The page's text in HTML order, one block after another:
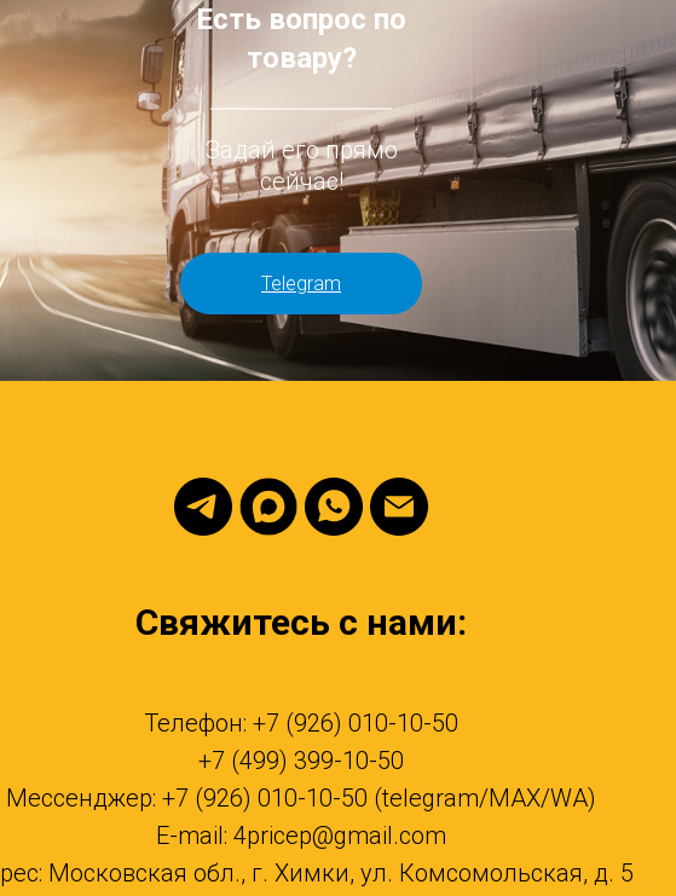
Есть вопрос по
товару?
Задай его прямо
сейчас!
Telegram
Свяжитесь с нами:
Телефон: +7 (926) 010-10-50
+7 (499) 399-10-50
Мессенджер: +7 (926) 010-10-50 (telegram/MAX/WA)
E-mail: 4pricep@gmail.com
Московская обл., г. Химки, ул. Комсомольская, д. 5